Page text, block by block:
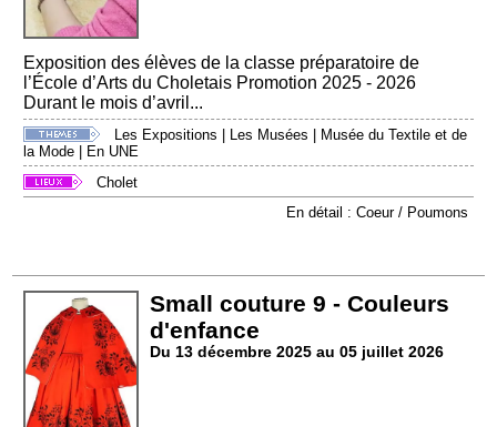
Exposition des élèves de la classe préparatoire de
l’École d’Arts du Choletais Promotion 2025 - 2026
Durant le mois d’avril...
Les Expositions Les Musées
Musée du Textile et de
la Mode
En UNE
Cholet
En détail : Coeur / Poumons
Small couture 9 - Couleurs
d'enfance
Du 13 décembre 2025 au 05 juillet 2026